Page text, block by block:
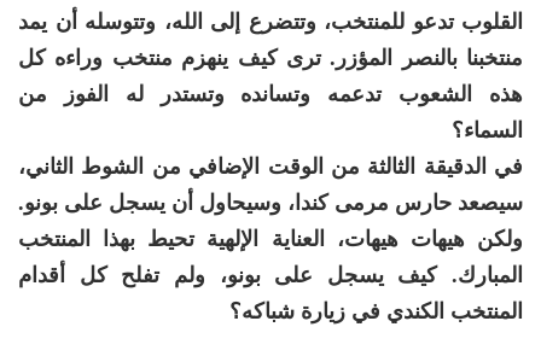
القلوب تدعو للمنتخب، وتتضرع إلى الله، وتتوسله أن يمد
منتخبنا بالنصر المؤزر. ترى كيف ينهزم منتخب وراءه كل
هذه الشعوب تدعمه وتسانده وتستدر له الفوز من
السماء؟
في الدقيقة الثالثة من الوقت الإضافي من الشوط الثاني،
سيصعد حارس مرمى كندا، وسيحاول أن يسجل على بونو.
ولكن هيهات هيهات، العناية الإلهية تحيط بهذا المنتخب
المبارك. كيف يسجل على بونو، ولم تفلح كل أقدام
المنتخب الكندي في زيارة شباكه؟